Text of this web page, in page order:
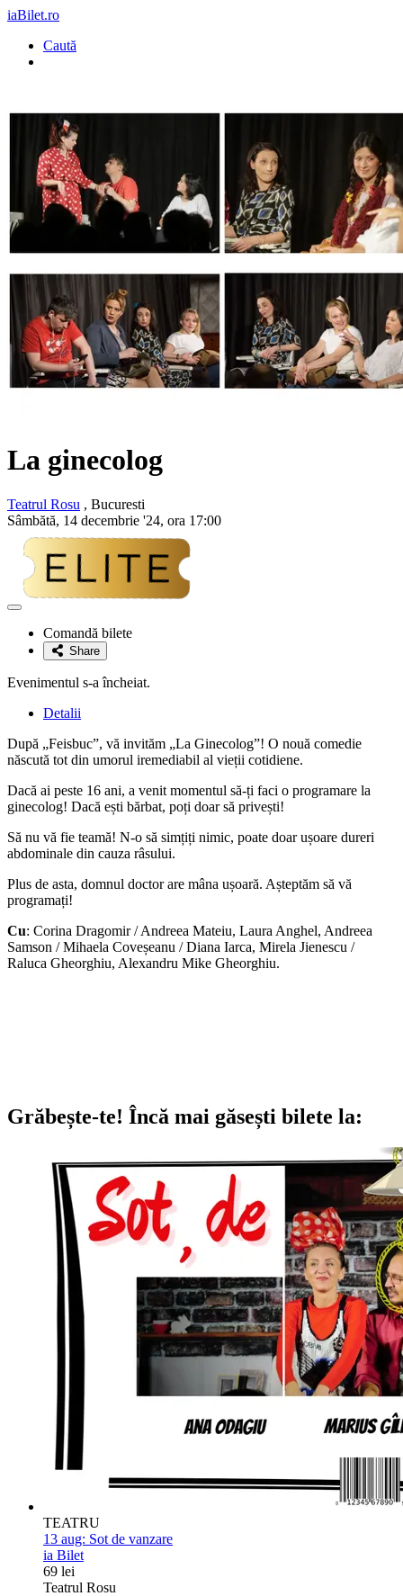
iaBilet.ro
Caută
La ginecolog
Teatrul Rosu , Bucuresti
Sâmbătă, 14 decembrie '24, ora 17:00
Adaugă
favoriteComandă bilete
Share
Evenimentul s-a încheiat.
Detalii
După „Feisbuc”, vă invităm „La Ginecolog”! O nouă comedie
născută tot din umorul iremediabil al vieții cotidiene.
Dacă ai peste 16 ani, a venit momentul să-ți faci o programare la
ginecolog! Dacă ești bărbat, poți doar să privești!
Să nu vă fie teamă! N-o să simțiți nimic, poate doar ușoare dureri
abdominale din cauza râsului.
Plus de asta, domnul doctor are mâna ușoară. Așteptăm să vă
programați!
Cu: Corina Dragomir / Andreea Mateiu, Laura Anghel, Andreea
Samson / Mihaela Coveșeanu / Diana Iarca, Mirela Jienescu /
Raluca Gheorghiu, Alexandru Mike Gheorghiu.
Grăbește-te! Încă mai găsești bilete la:
TEATRU
13 aug: Sot de vanzare
ia Bilet
69 lei
Teatrul Rosu